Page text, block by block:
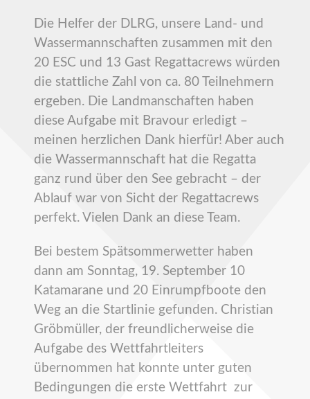
Die Helfer der DLRG, unsere Land- und
Wassermannschaften zusammen mit den
20 ESC und 13 Gast Regattacrews würden
die stattliche Zahl von ca. 80 Teilnehmern
ergeben. Die Landmanschaften haben
diese Aufgabe mit Bravour erledigt –
meinen herzlichen Dank hierfür! Aber auch
die Wassermannschaft hat die Regatta
ganz rund über den See gebracht – der
Ablauf war von Sicht der Regattacrews
perfekt. Vielen Dank an diese Team.
Bei bestem Spätsommerwetter haben
dann am Sonntag, 19. September 10
Katamarane und 20 Einrumpfboote den
Weg an die Startlinie gefunden. Christian
Gröbmüller, der freundlicherweise die
Aufgabe des Wettfahrtleiters
übernommen hat konnte unter guten
Bedingungen die erste Wettfahrt zur